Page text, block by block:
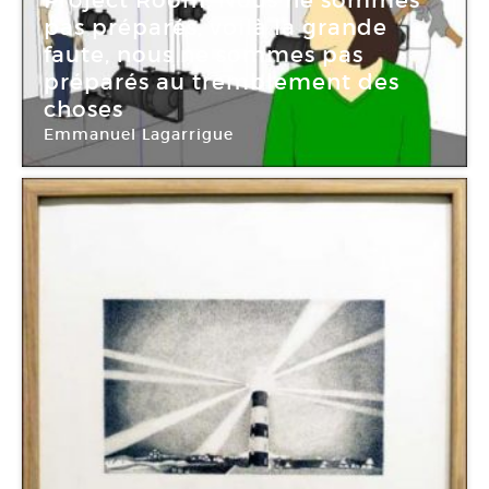
pas préparés, voilà la grande
faute, nous ne sommes pas
préparés au tremblement des
choses
Emmanuel Lagarrigue
Le Quartier